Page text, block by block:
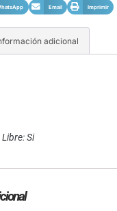
Email Imprimir
adicional
Si